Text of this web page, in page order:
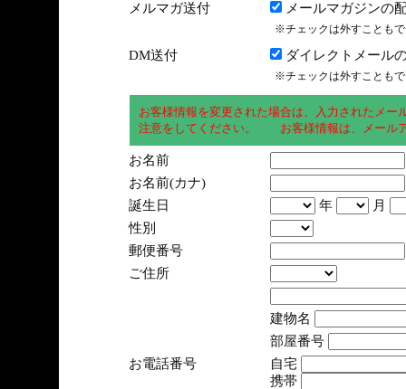
メルマガ送付 メールマガジンの
※チェックは外すことも
DM送付 ダイレクトメール
※チェックは外すことも
お客様情報を変更された場合は、入力されたメ
注意をしてください。 お客様情報は、メール
お名前
お名前(カナ)
誕生日
年
月
性別
郵便番号
ご住所
建物名
部屋番号
お電話番号
自宅
携帯